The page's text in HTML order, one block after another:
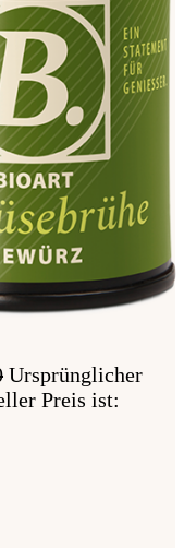
Ursprünglicher
Preis ist: